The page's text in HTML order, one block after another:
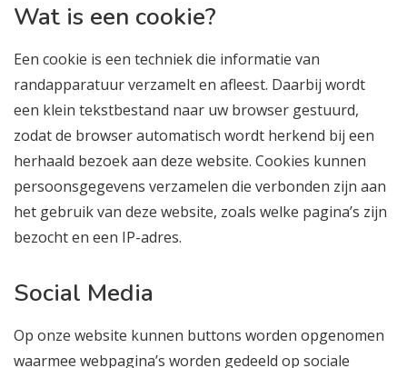
Wat is een cookie?
Een cookie is een techniek die informatie van
randapparatuur verzamelt en afleest. Daarbij wordt
een klein tekstbestand naar uw browser gestuurd,
zodat de browser automatisch wordt herkend bij een
herhaald bezoek aan deze website. Cookies kunnen
persoonsgegevens verzamelen die verbonden zijn aan
het gebruik van deze website, zoals welke pagina’s zijn
bezocht en een IP-adres.
Social Media
Op onze website kunnen buttons worden opgenomen
waarmee webpagina’s worden gedeeld op sociale